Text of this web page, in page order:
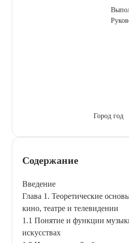
Город год
Содержание
Введение
Глава 1. Теоретические
кино, театре и телевидении
1.1 Понятие и функции
искусствах